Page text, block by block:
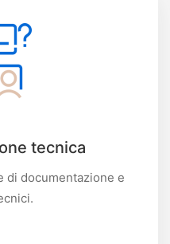
tecnica
di documentazione e